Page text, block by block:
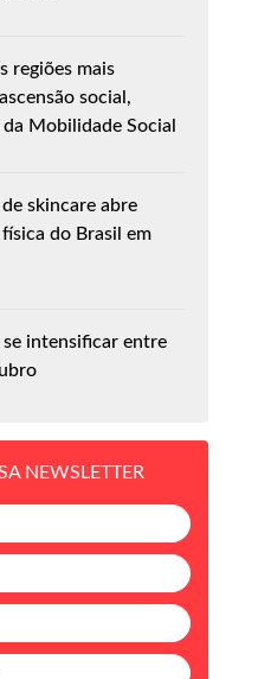
regiões mais
social,
Mobilidade Social
skincare abre
do Brasil em
se intensificar entre
NEWSLETTER